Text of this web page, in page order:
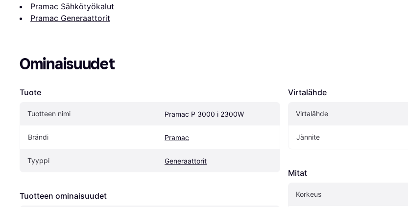
Pramac Sähkötyökalut
Pramac Generaattorit
Ominaisuudet
Tuote
Tuotteen nimi Pramac P 3000 i 2300W
Brändi Pramac
Tyyppi Generaattorit
Tuotteen ominaisuudet
Virtalähde
Virtalähde
Jännite
Mitat
Korkeus